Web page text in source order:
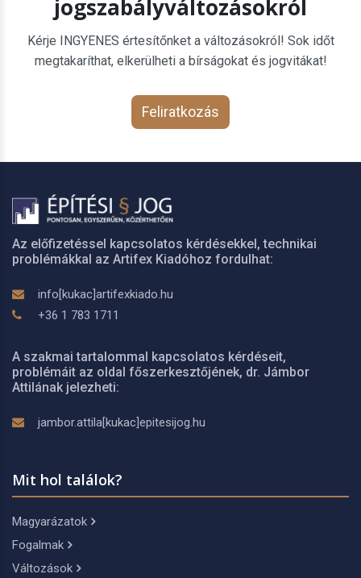
jogszabályváltozásokról
Kérje INGYENES értesítőnket a változásokról! Sok időt
megtakaríthat, elkerülheti a bírságokat és jogvitákat!
Feliratkozás
Az előfizetéssel kapcsolatos kérdésekkel, technikai
problémákkal az Artifex Kiadóhoz fordulhat:
info[kukac]artifexkiado.hu
+36 1 783 1711
A szakmai tartalommal kapcsolatos kérdéseit,
problémáit az oldal főszerkesztőjének, dr. Jámbor
Attilának jelezheti:
jambor.attila[kukac]epitesijog.hu
Mit hol találok?
Magyarázatok
Fogalmak
Változások